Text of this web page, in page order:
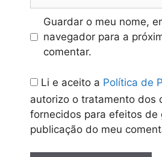
Guardar o meu nome,
navegador para a
comentar.
Li e aceito a Política de
autorizo o tratamento dos
fornecidos para efeitos de
publicação do meu